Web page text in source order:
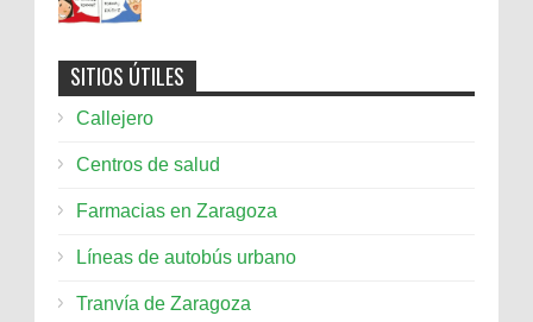
SITIOS ÚTILES
Callejero
Centros de salud
Farmacias en Zaragoza
Líneas de autobús urbano
Tranvía de Zaragoza